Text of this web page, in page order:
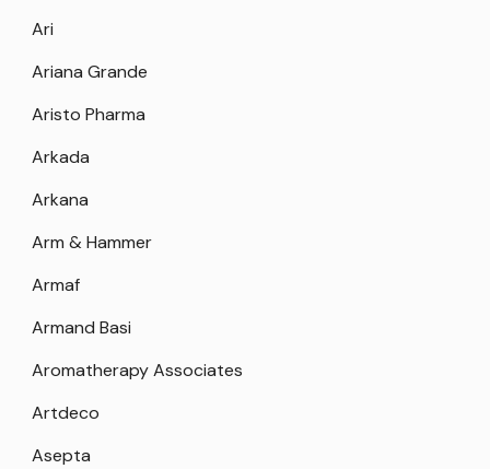
Ari
Ariana Grande
Aristo Pharma
Arkada
Arkana
Arm & Hammer
Armaf
Armand Basi
Aromatherapy Associates
Artdeco
Asepta